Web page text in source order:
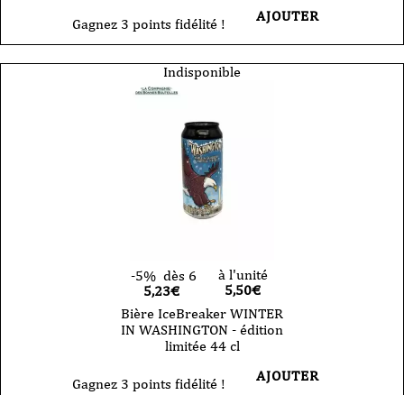
Gagnez 3 points fidélité ! AJOUTER
Indisponible
-5% dès 6
5,23€
à l'unité
5,50€
Bière IceBreaker WINTER
IN WASHINGTON - édition
limitée 44 cl
Gagnez 3 points fidélité ! AJOUTER